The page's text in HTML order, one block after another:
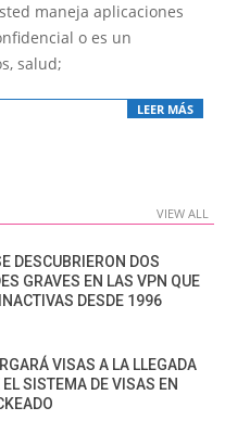
maneja aplicaciones
o es un
salud;
LEER MÁS
VIEW ALL
DESCUBRIERON DOS
GRAVES EN LAS VPN QUE
DESDE 1996
VISAS A LA LLEGADA
EL SISTEMA DE VISAS EN